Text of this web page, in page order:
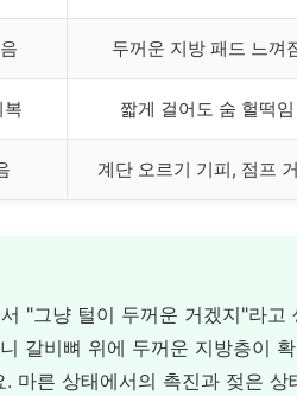
두꺼운 지방 패드 느껴
복 짧게 걸어도 숨 헐떡
계단 오르기 기피, 점프
"그냥 털이 두꺼운 거겠지"라고
갈비뼈 위에 두꺼운 지방층이
마른 상태에서의 촉진과 젖은 상